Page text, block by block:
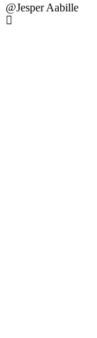
@Jesper Aabille